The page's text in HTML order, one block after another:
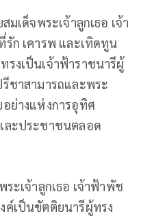
มเด็จพระเจ้าลูกเธอ เจ้า
ก เคารพ และเทิดทูน
งเป็นเจ้าฟ้าราชนารีผู้
ชาสามารถและพระ
ย่างแห่งการอุทิศ
ละประชาชนตลอด
ะเจ้าลูกเธอ เจ้าฟ้าพัช
ค์เป็นขัตติยนารีผู้ทรง